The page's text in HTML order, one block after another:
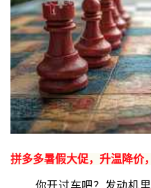
拼多多暑假大促，升温降价
你开过车吧？发动机